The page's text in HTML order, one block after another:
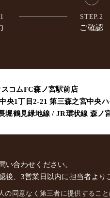
STEP.2
ご確認
コムFC森ノ宮駅前店
央1丁目2-21 第三森之宮中央
堀鶴見緑地線 / JR環状線 森ノ
い合わせください。
後、3営業日以内に担当者より
同意なく第三者に提供すること